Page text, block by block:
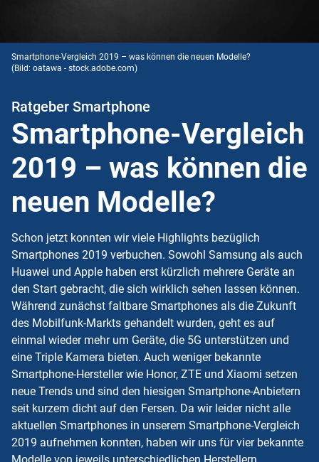
Smartphone-Vergleich 2019 – was können die neuen Modelle?
(Bild: oatawa - stock.adobe.com)
Ratgeber Smartphone
Smartphone-Vergleich
2019 – was können die
neuen Modelle?
Schon jetzt konnten wir viele Highlights bezüglich
Smartphones 2019 verbuchen. Sowohl Samsung als auch
Huawei und Apple haben erst kürzlich mehrere Geräte an
den Start gebracht, die sich wirklich sehen lassen können.
Während zunächst faltbare Smartphones als die Zukunft
des Mobilfunk-Markts gehandelt wurden, geht es auf
einmal wieder mehr um Geräte, die 5G unterstützen und
eine Triple Kamera bieten. Auch weniger bekannte
Smartphone-Hersteller wie Honor, ZTE und Xiaomi setzen
neue Trends und sind den hiesigen Smartphone-Anbietern
seit kurzem dicht auf den Fersen. Da wir leider nicht alle
aktuellen Smartphones in unserem Smartphone-Vergleich
2019 aufnehmen konnten, haben wir uns für vier bekannte
Modelle von jeweils unterschiedlichen Herstellern